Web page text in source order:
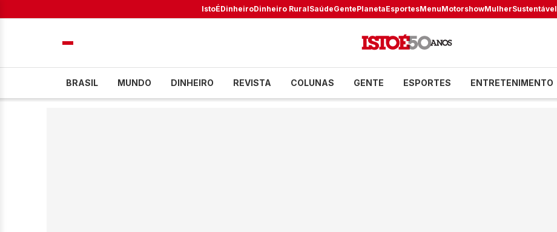
IstoÉDinheiroDinheiro RuralSaúdeGentePlanetaEsportesMenuMotorshowMulherSustentável
BRASIL MUNDO DINHEIRO REVISTA COLUNAS GENTE ESPORTES ENTRETENIMENTO